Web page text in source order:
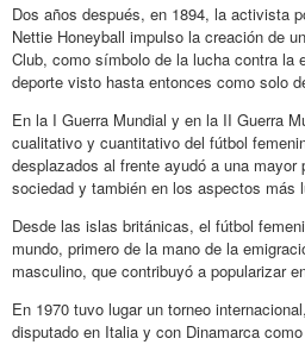
Dos años después, en 1894, la activista
Nettie Honeyball impulso la creación de
Club, como símbolo de la lucha contra la
deporte visto hasta entonces como solo
En la I Guerra Mundial y en la II Guerra
cualitativo y cuantitativo del fútbol
desplazados al frente ayudó a una mayor
sociedad y también en los aspectos más
Desde las islas británicas, el fútbol
mundo, primero de la mano de la
masculino, que contribuyó a popularizar
En 1970 tuvo lugar un torneo
disputado en Italia y con Dinamarca